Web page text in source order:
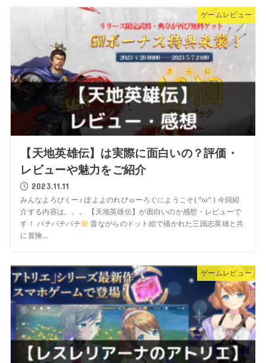
ゲームレビュー
【天地英雄伝】は実際に面白いの？評価・
レビューや魅力をご紹介
2023.11.11
みんなよろぴくー♪ ぽよよのれびゅーろぐにようこそ( ^ω^ ) 今回紹
介する内容は。。。 【天地英雄伝】が面白いのか感想・レビューで
す！ パチパチパチ
昔ながらのドット絵で描かれた三国志英雄と共
に冒険...
ゲームレビュー